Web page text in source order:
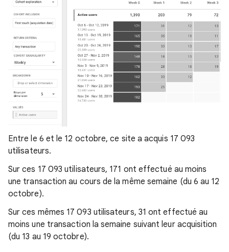
Entre le 6 et le 12 octobre, ce site a acquis 17 093
utilisateurs.
Sur ces 17 093 utilisateurs, 171 ont effectué au moins
une transaction au cours de la même semaine (du 6 au 12
octobre).
Sur ces mêmes 17 093 utilisateurs, 31 ont effectué au
moins une transaction la semaine suivant leur acquisition
(du 13 au 19 octobre).